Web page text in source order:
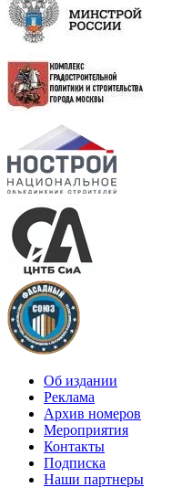
Об издании
Реклама
Архив номеров
Мероприятия
Контакты
Подписка
Наши партнеры